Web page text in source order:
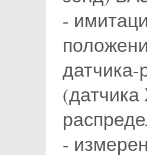
-
датчика-
-